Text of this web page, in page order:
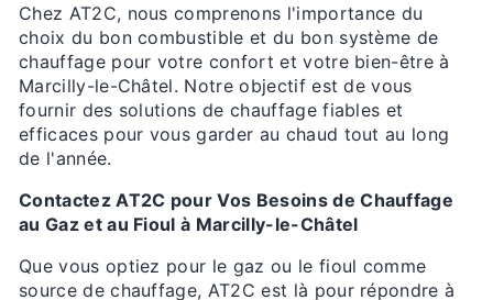
Chez AT2C, nous comprenons l'importance du
choix du bon combustible et du bon système de
chauffage pour votre confort et votre bien-être à
Marcilly-le-Châtel. Notre objectif est de vous
fournir des solutions de chauffage fiables et
efficaces pour vous garder au chaud tout au long
de l'année.
Contactez AT2C pour Vos Besoins de Chauffage
au Gaz et au Fioul à Marcilly-le-Châtel
Que vous optiez pour le gaz ou le fioul comme
source de chauffage, AT2C est là pour répondre à